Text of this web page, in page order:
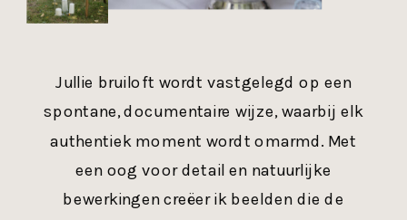
Jullie bruiloft wordt vastgelegd op een
spontane, documentaire wijze, waarbij elk
authentiek moment wordt omarmd. Met
een oog voor detail en natuurlijke
bewerkingen creëer ik beelden die de